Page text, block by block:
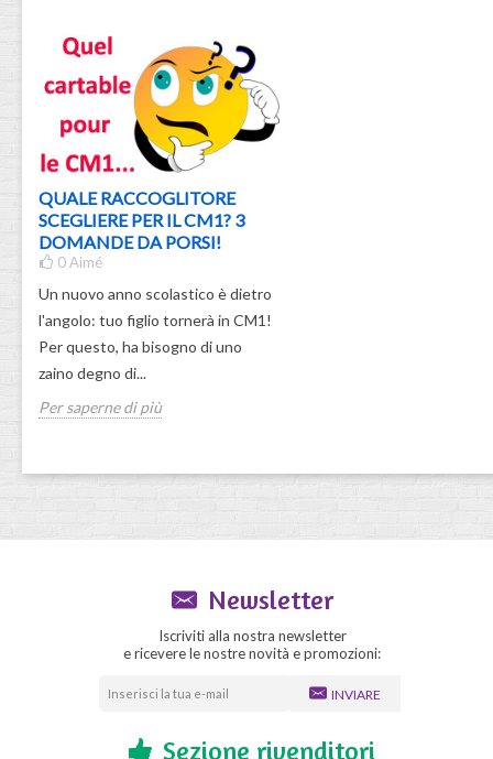
QUALE RACCOGLITORE
SCEGLIERE PER IL CM1? 3
DOMANDE DA PORSI!
0Aimé
Un nuovo anno scolastico è dietro
l'angolo: tuo figlio tornerà in CM1!
Per questo, ha bisogno di uno
zaino degno di...
Per saperne di più
Newsletter
Iscriviti alla nostra newsletter
e ricevere le nostre novità e promozioni:
INVIARE
Sezione rivenditori